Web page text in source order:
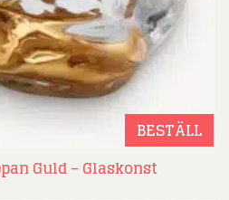
BESTÄLL
Guld – Glaskonst